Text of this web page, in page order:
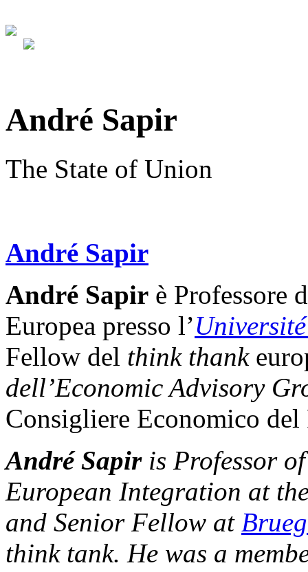
André Sapir
The State of Union
André Sapir
André Sapir è Professore
Europea presso l’
Fellow del think thank
dell’Economic Advisory
Consigliere Economico del
André Sapiris Professor
European Integration at
and Senior Fellow at
think tank. He was a